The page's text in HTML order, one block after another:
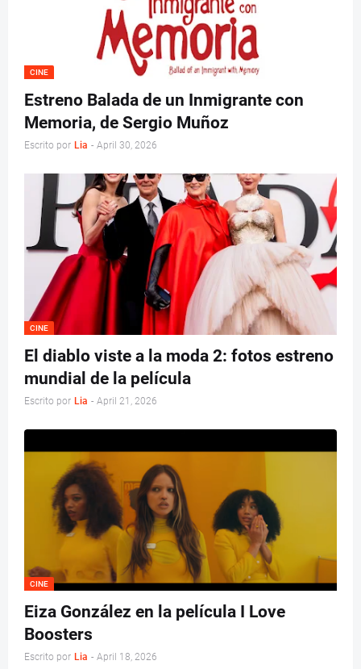
CINE
Estreno Balada de un Inmigrante con
Memoria, de Sergio Muñoz
Escrito por Lia - April 30, 2026
CINE
El diablo viste a la moda 2: fotos estreno
mundial de la película
Escrito por Lia - April 21, 2026
CINE
Eiza González en la película I Love
Boosters
Escrito por Lia - April 18, 2026